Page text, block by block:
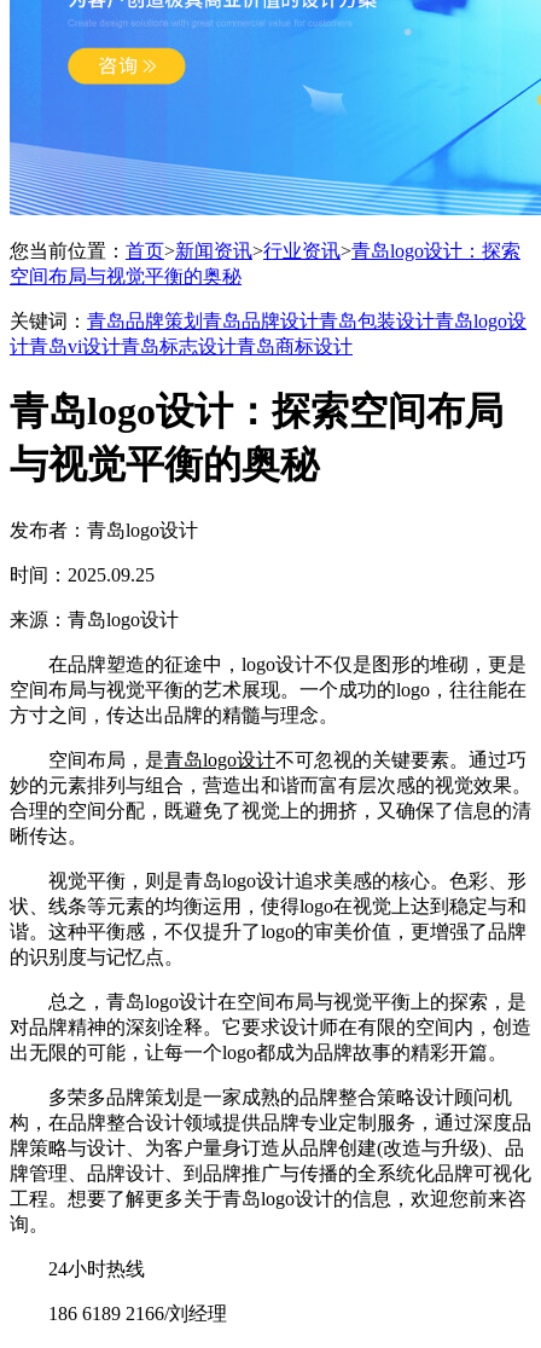
您当前位置： 首页>新闻资讯>行业资讯>青岛logo设计：探索
空间布局与视觉平衡的奥秘
关键词： 青岛品牌策划 青岛品牌设计青岛包装设计青岛logo设
计青岛vi设计青岛标志设计青岛商标设计
青岛logo设计：探索空间布局
与视觉平衡的奥秘
发布者：青岛logo设计
时间：2025.09.25
来源：青岛logo设计
在品牌塑造的征途中，logo设计不仅是图形的堆砌，更是
空间布局与视觉平衡的艺术展现。一个成功的logo，往往能在
方寸之间，传达出品牌的精髓与理念。
空间布局，是青岛logo设计不可忽视的关键要素。通过巧
妙的元素排列与组合，营造出和谐而富有层次感的视觉效果。
合理的空间分配，既避免了视觉上的拥挤，又确保了信息的清
晰传达。
视觉平衡，则是青岛logo设计追求美感的核心。色彩、形
状、线条等元素的均衡运用，使得logo在视觉上达到稳定与和
谐。这种平衡感，不仅提升了logo的审美价值，更增强了品牌
的识别度与记忆点。
总之，青岛logo设计在空间布局与视觉平衡上的探索，是
对品牌精神的深刻诠释。它要求设计师在有限的空间内，创造
出无限的可能，让每一个logo都成为品牌故事的精彩开篇。
多荣多品牌策划是一家成熟的品牌整合策略设计顾问机
构，在品牌整合设计领域提供品牌专业定制服务，通过深度品
牌策略与设计、为客户量身订造从品牌创建(改造与升级)、品
牌管理、品牌设计、到品牌推广与传播的全系统化品牌可视化
工程。想要了解更多关于青岛logo设计的信息，欢迎您前来咨
询。
24小时热线
186 6189 2166/刘经理